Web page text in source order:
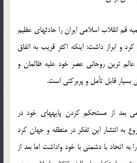
قم انقلاب اسلامی ایران را حادثه‏ای عظیم
و ابراز داشت: این‏که اکثر قریب به اتفاق
ترین روحانی عصر خود علیه ظالمان و
بسیار قابل تأمل و پربرکتی است.
بعد از مستحکم کردن پایه‏های خود در
به انتشار این تفکر در منطقه و جهان کرد
اتحاد با دشمنی با خود واداشت اما بعد از